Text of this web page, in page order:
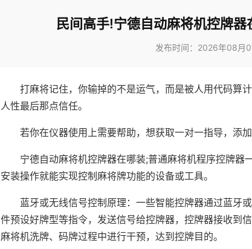
民间高手!宁德自动麻将机控牌
发布时间：2026年08月
打麻将记住，你输掉的不是运气，而是被人用代码算
人性最后那点信任。
若你在仪器使用上需要帮助，想获取一对一指导，添
宁德自动麻将机控牌器在哪装;普通麻将机程序控牌器
安装操作就能实现控制麻将牌功能的设备或工具。
蓝牙或无线信号控制原理：一些智能控牌器通过蓝牙
件预设好牌型等指令，发送信号给控牌器，控牌器接收到
麻将机洗牌、码牌过程中进行干预，达到控牌目的。